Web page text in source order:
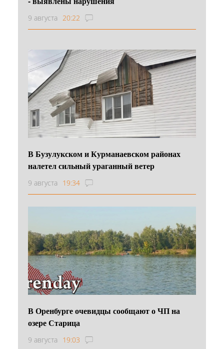
9 августа 20:22
В Бузулукском и Курманаевском районах
налетел сильный ураганный ветер
9 августа 19:34
В Оренбурге очевидцы сообщают о ЧП на
озере Старица
9 августа 19:03